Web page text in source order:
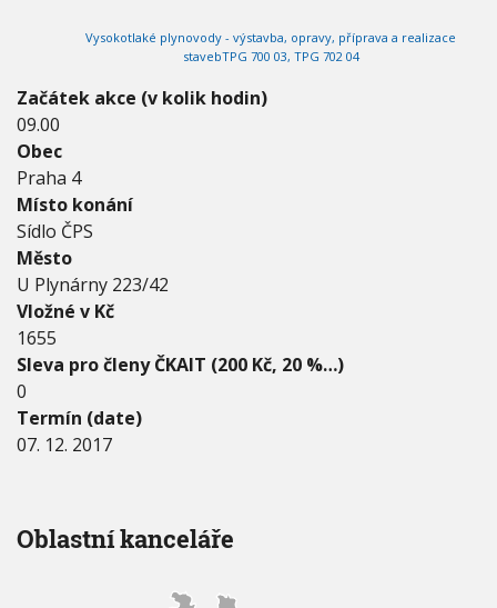
-
0
7
.
1
2
.
2
0
1
7
Vysokotlaké plynovody - výstavba, opravy, příprava a realizace
stavebTPG 700 03, TPG 702 04
Začátek akce (v kolik hodin)
09.00
Obec
Praha 4
Místo konání
Sídlo ČPS
Město
U Plynárny 223/42
Vložné v Kč
1655
Sleva pro členy ČKAIT (200 Kč, 20 %…)
0
Termín (date)
07. 12. 2017
Oblastní kanceláře